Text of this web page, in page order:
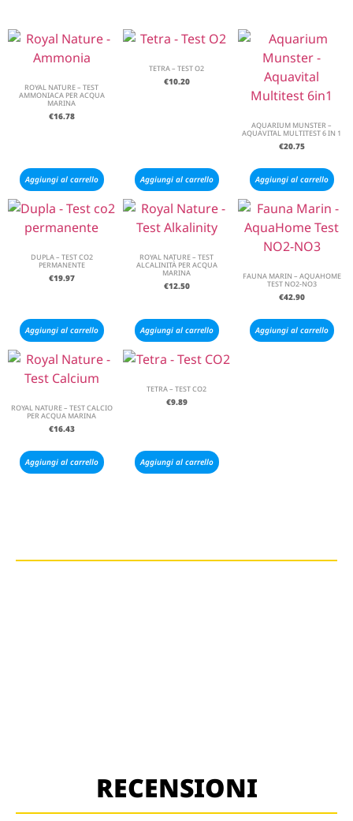
ROYAL NATURE – TEST
AMMONIACA PER ACQUA
MARINA
€16.78
Aggiungi al carrello
TETRA – TEST O2
€10.20
Aggiungi al carrello
AQUARIUM MUNSTER –
AQUAVITAL MULTITEST 6 IN 1
€20.75
Aggiungi al carrello
DUPLA – TEST CO2
PERMANENTE
€19.97
Aggiungi al carrello
ROYAL NATURE – TEST
ALCALINITÀ PER ACQUA
MARINA
€12.50
Aggiungi al carrello
FAUNA MARIN – AQUAHOME
TEST NO2-NO3
€42.90
Aggiungi al carrello
ROYAL NATURE – TEST CALCIO
PER ACQUA MARINA
€16.43
Aggiungi al carrello
TETRA – TEST CO2
€9.89
Aggiungi al carrello
RECENSIONI